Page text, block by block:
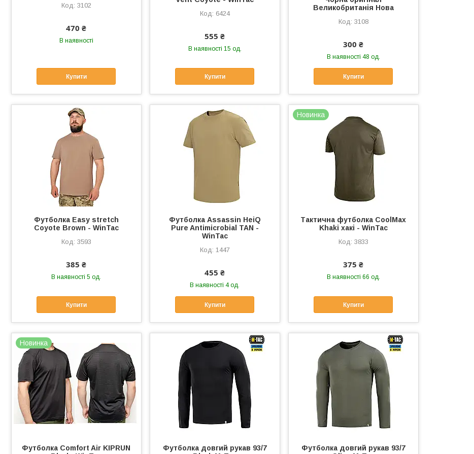
3102
470 ₴
В наявності
Купити
6424
555 ₴
В наявності 15 од.
Купити
Великобританія Нова
3108
300 ₴
В наявності 48 од.
Купити
Футболка Easy stretch
Coyote Brown - WinTac
3593
385 ₴
В наявності 5 од.
Купити
Футболка Assassin HeiQ
Pure Antimicrobial TAN -
WinTac
1447
455 ₴
В наявності 4 од.
Купити
Новинка
Тактична футболка CoolMax
Khaki хакі - WinTac
3833
375 ₴
В наявності 66 од.
Купити
Новинка
Футболка Comfort Air KIPRUN
Футболка довгий рукав 93/7
Футболка довгий рукав 93/7